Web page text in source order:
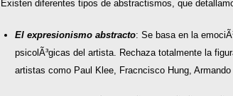
Existen diferentes tipos de abstractismos, que
El expresionismo abstracto: Se basa en la
psicolÃ³gicas del artista. Rechaza totalmente la
artistas como Paul Klee, Fracncisco Hung,